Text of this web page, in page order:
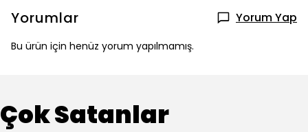
Yorumlar Yorum Yap
Bu ürün için henüz yorum yapılmamış.
Çok Satanlar